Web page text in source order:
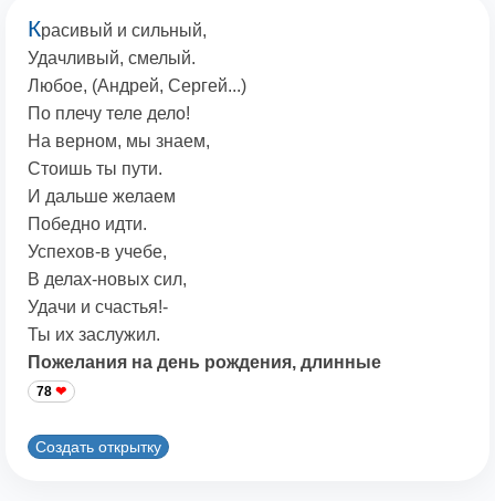
Красивый и сильный,
Удачливый, смелый.
Любое, (Андрей, Сергей...)
По плечу теле дело!
На верном, мы знаем,
Стоишь ты пути.
И дальше желаем
Победно идти.
Успехов-в учебе,
В делах-новых сил,
Удачи и счастья!-
Ты их заслужил.
Пожелания на день рождения, длинные
78
Создать открытку